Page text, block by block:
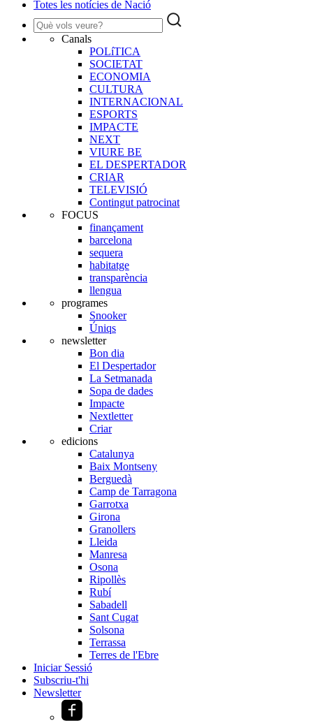
Totes les notícies de Nació
Canals
POLíTICA
SOCIETAT
ECONOMIA
CULTURA
INTERNACIONAL
ESPORTS
IMPACTE
NEXT
VIURE BE
EL DESPERTADOR
CRIAR
TELEVISIÓ
Contingut patrocinat
FOCUS
finançament
barcelona
sequera
habitatge
transparència
llengua
programes
Snooker
Úniqs
newsletter
Bon dia
El Despertador
La Setmanada
Sopa de dades
Impacte
Nextletter
Criar
edicions
Catalunya
Baix Montseny
Berguedà
Camp de Tarragona
Garrotxa
Girona
Granollers
Lleida
Manresa
Osona
Ripollès
Rubí
Sabadell
Sant Cugat
Solsona
Terrassa
Terres de l'Ebre
Iniciar Sessió
Subscriu-t'hi
Newsletter